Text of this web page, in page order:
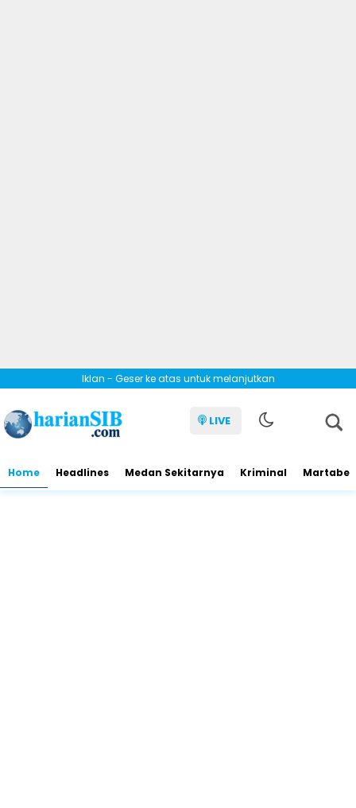
Iklan - Geser ke atas untuk melanjutkan
LIVE
Home Headlines Medan Sekitarnya Kriminal Martabe